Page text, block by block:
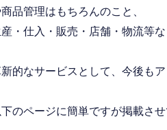
品管理はもちろんのこと、
・仕入・販売・店舗・物流等
的なサービスとして、今後も
のページに簡単ですが掲載さ